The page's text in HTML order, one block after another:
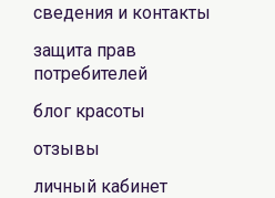
сведения и контакты
защита прав
потребителей
блог красоты
отзывы
личный кабинет